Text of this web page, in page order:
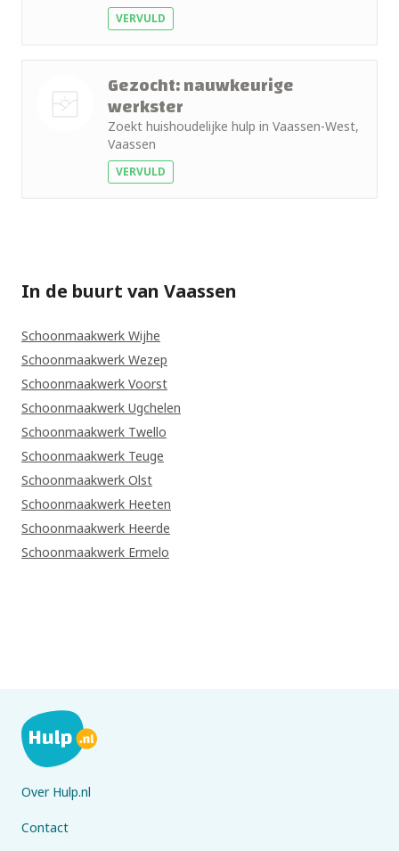
VERVULD
Gezocht: nauwkeurige
werkster
Zoekt huishoudelijke hulp in Vaassen-West,
Vaassen
VERVULD
In de buurt van Vaassen
Schoonmaakwerk Wijhe
Schoonmaakwerk Wezep
Schoonmaakwerk Voorst
Schoonmaakwerk Ugchelen
Schoonmaakwerk Twello
Schoonmaakwerk Teuge
Schoonmaakwerk Olst
Schoonmaakwerk Heeten
Schoonmaakwerk Heerde
Schoonmaakwerk Ermelo
Over Hulp.nl
Contact